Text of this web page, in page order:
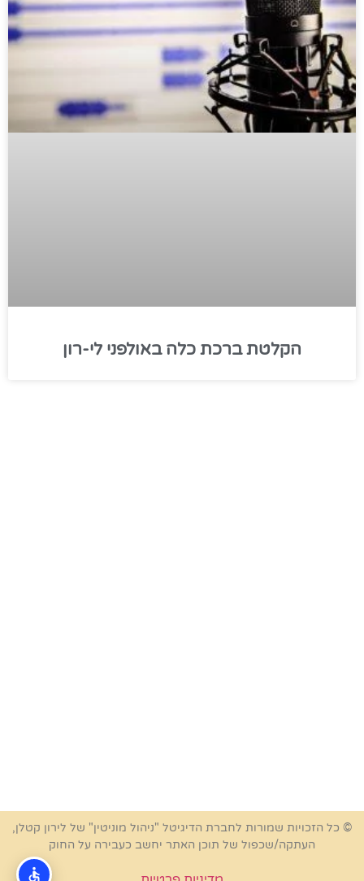
הקלטת ברכת כלה באולפני לי-רון
© כל הזכויות שמורות לחברת הדיגיטל "ניהול מוניטין" של לירון קטלן,
העתקה/שכפול של תוכן האתר יחשב כעבירה על החוק